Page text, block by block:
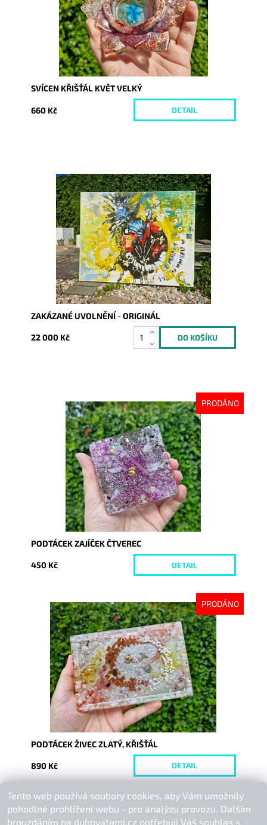
SVÍCEN KŘIŠŤÁL KVĚT VELKÝ
660 Kč DETAIL
Dostupnost:
Skladem
10290
ZAKÁZANÉ UVOLNĚNÍ - ORIGINÁL
22 000 Kč
PRODÁNO
Dostupnost:
Vyprodáno
10321
PODTÁCEK ZAJÍČEK ČTVEREC
450 Kč DETAIL
PRODÁNO
Dostupnost:
Vyprodáno
10322
PODTÁCEK ŽIVEC ZLATÝ, KŘIŠŤÁL
890 Kč DETAIL
Buďte první, kdo napíše příspěvek k této položce.
Přidat komentář
Tento web používá soubory cookies, aby Vám umožnily
pohodlné prohlížení webu - pro analýzu provozu. Dalším
brouzdáním na duhovatami.cz potřebuji Váš souhlas s